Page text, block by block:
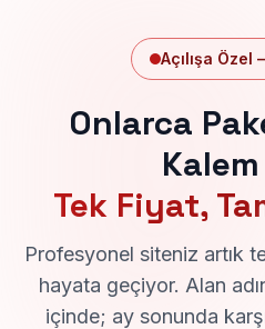
Açılışa Özel
Onlarca
Tek Fiyat,
Profesyonel siteniz artık
hayata geçiyor. Alan
içinde; ay sonunda